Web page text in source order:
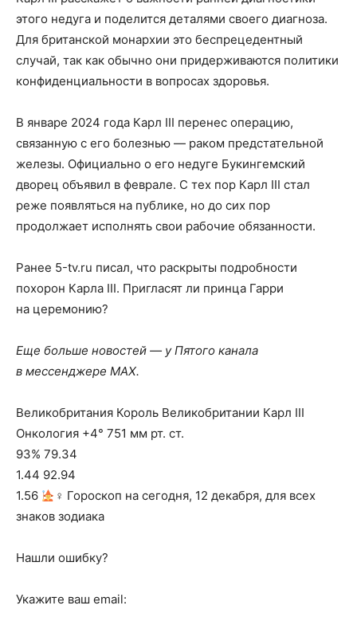
этого недуга и поделится деталями своего диагноза.
Для британской монархии это беспрецедентный
случай, так как обычно они придерживаются политики
конфиденциальности в вопросах здоровья.
В январе 2024 года Карл III перенес операцию,
связанную с его болезнью — раком предстательной
железы. Официально о его недуге Букингемский
дворец объявил в феврале. С тех пор Карл III стал
реже появляться на публике, но до сих пор
продолжает исполнять свои рабочие обязанности.
Ранее 5-tv.ru писал, что раскрыты подробности
похорон Карла III. Пригласят ли принца Гарри
на церемонию?
Еще больше новостей — у Пятого канала
в мессенджере MAX.
Великобритания Король Великобритании Карл III
Онкология +4° 751 мм рт. ст.
93% 79.34
1.44 92.94
1.56
‍♀ Гороскоп на сегодня, 12 декабря, для всех
знаков зодиака
Нашли ошибку?
Укажите ваш email: